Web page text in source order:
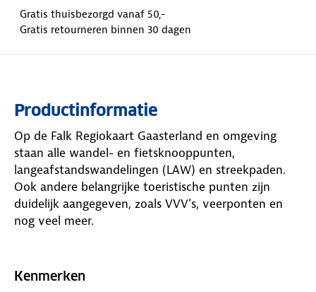
Gratis thuisbezorgd vanaf 50,-
Gratis retourneren binnen 30 dagen
Productinformatie
Op de Falk Regiokaart Gaasterland en omgeving
staan alle wandel- en fietsknooppunten,
langeafstandswandelingen (LAW) en streekpaden.
Ook andere belangrijke toeristische punten zijn
duidelijk aangegeven, zoals VVV’s, veerponten en
nog veel meer.
mooiste gebieden en plaatsen. Daarnaast staan hier
Kenmerken